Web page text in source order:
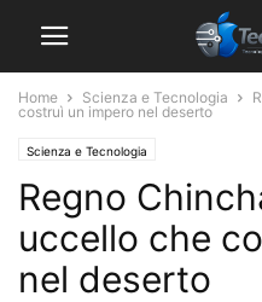
Home Scienza e Tecnologia
costruì un impero nel deserto
Scienza e Tecnologia
Regno
uccello che
nel deserto